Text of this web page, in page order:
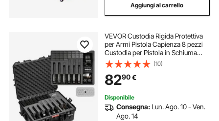
Aggiungi al carrello
VEVOR Custodia Rigida Protettiva
per Armi Pistola Capienza 8 pezzi
Custodia per Pistola in Schiuma
XPE 556x455x225 mm
Impermeabile IP67 con Maniglia per
Trasporto, Valigia Portapistola
Rigida
(10)
8290€
Disponibile
Consegna: Lun. Ago. 10 - Ven.
Ago. 14